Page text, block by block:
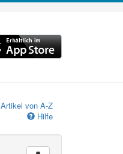
Artikel von A-Z
Hilfe